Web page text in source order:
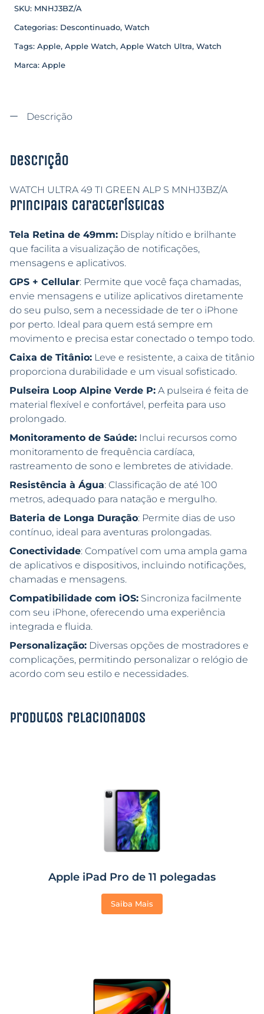
SKU: MNHJ3BZ/A
Categorias: Descontinuado, Watch
Tags: Apple, Apple Watch, Apple Watch Ultra, Watch
Marca: Apple
Descrição
Descrição
WATCH ULTRA 49 TI GREEN ALP S MNHJ3BZ/A
Principais características
Tela Retina de 49mm: Display nítido e brilhante
que facilita a visualização de notificações,
mensagens e aplicativos.
GPS + Cellular: Permite que você faça chamadas,
envie mensagens e utilize aplicativos diretamente
do seu pulso, sem a necessidade de ter o iPhone
por perto. Ideal para quem está sempre em
movimento e precisa estar conectado o tempo todo.
Caixa de Titânio: Leve e resistente, a caixa de titânio
proporciona durabilidade e um visual sofisticado.
Pulseira Loop Alpine Verde P: A pulseira é feita de
material flexível e confortável, perfeita para uso
prolongado.
Monitoramento de Saúde: Inclui recursos como
monitoramento de frequência cardíaca,
rastreamento de sono e lembretes de atividade.
Resistência à Água: Classificação de até 100
metros, adequado para natação e mergulho.
Bateria de Longa Duração: Permite dias de uso
contínuo, ideal para aventuras prolongadas.
Conectividade: Compatível com uma ampla gama
de aplicativos e dispositivos, incluindo notificações,
chamadas e mensagens.
Compatibilidade com iOS: Sincroniza facilmente
com seu iPhone, oferecendo uma experiência
integrada e fluida.
Personalização: Diversas opções de mostradores e
complicações, permitindo personalizar o relógio de
acordo com seu estilo e necessidades.
Produtos relacionados
Apple iPad Pro de 11 polegadas
Saiba Mais